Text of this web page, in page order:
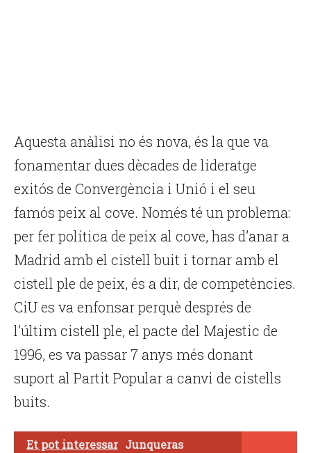
Aquesta anàlisi no és nova, és la que va
fonamentar dues dècades de lideratge
exitós de Convergència i Unió i el seu
famós peix al cove. Només té un problema:
per fer política de peix al cove, has d’anar a
Madrid amb el cistell buit i tornar amb el
cistell ple de peix, és a dir, de competències.
CiU es va enfonsar perquè després de
l’últim cistell ple, el pacte del Majestic de
1996, es va passar 7 anys més donant
suport al Partit Popular a canvi de cistells
buits.
Et pot interessar Junqueras